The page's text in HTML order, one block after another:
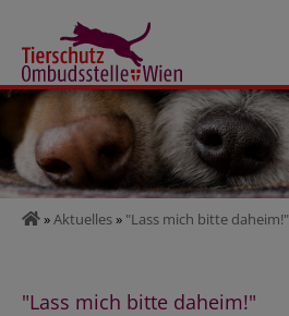
»Aktuelles» "Lass mich bitte daheim!"
"Lass mich bitte daheim!"